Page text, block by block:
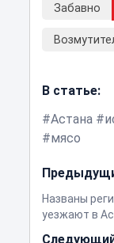
Забавно
В статье:
Астана
мясо
Названы
уезжают в